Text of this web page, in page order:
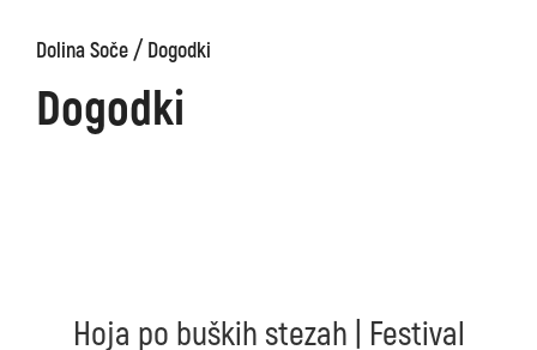
Dolina Soče/Dogodki
Dogodki
Hoja po buških stezah | Festival